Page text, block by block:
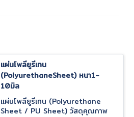
แผ่นโพลียูรีเทน
(PolyurethaneSheet) หนา1-
10มิล
แผ่นโพลียูรีเทน (Polyurethane
Sheet / PU Sheet) วัสดุคุณภาพ